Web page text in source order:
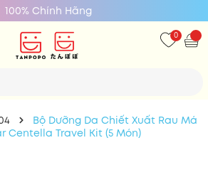
100% Chính Hãng
0
Bộ Dưỡng Da Chiết Xuất Rau Má
Centella Travel Kit (5 Món)